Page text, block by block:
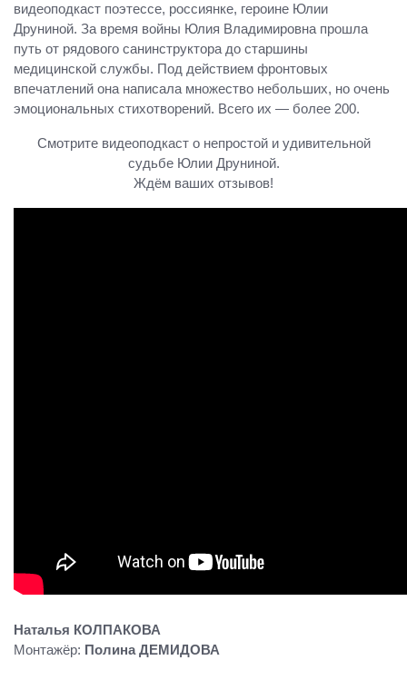
видеоподкаст поэтессе, россиянке, героине Юлии
Друниной. За время войны Юлия Владимировна прошла
путь от рядового санинструктора до старшины
медицинской службы. Под действием фронтовых
впечатлений она написала множество небольших, но очень
эмоциональных стихотворений. Всего их — более 200.
Смотрите видеоподкаст о непростой и удивительной
судьбе Юлии Друниной.
Ждём ваших отзывов!
Наталья КОЛПАКОВА
Монтажёр: Полина ДЕМИДОВА